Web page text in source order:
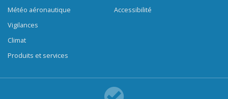
Météo aéronautique
Vigilances
Climat
Produits et services
Accessibilité